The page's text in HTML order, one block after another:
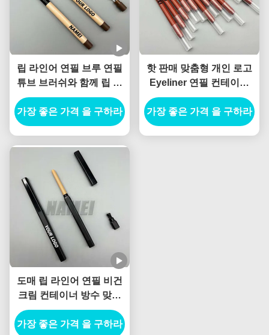
립 라인어 연필 브루 연필
튜브 브러쉬와 함께 립 라
인어 연필 용기 칩퍼와 함
께
가장 좋은 가격 을 구하라
핫 판매 맞춤형 개인 로고
Eyeliner 연필 컨테이너
Blister 연필 슬림 빈 립 라
인러 튜브 계획 가능한 재
료
가장 좋은 가격 을 구하라
도매 립 라인어 연필 비건
크림 컨테이너 방수 맞춤
로고 개인 레이블
가장 좋은 가격 을 구하라